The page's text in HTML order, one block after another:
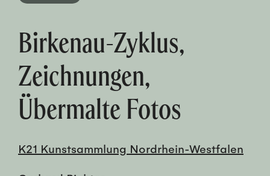
Birkenau-Zyklus,
Zeichnungen,
Übermalte Fotos
K21 Kunstsammlung Nordrhein-Westfalen